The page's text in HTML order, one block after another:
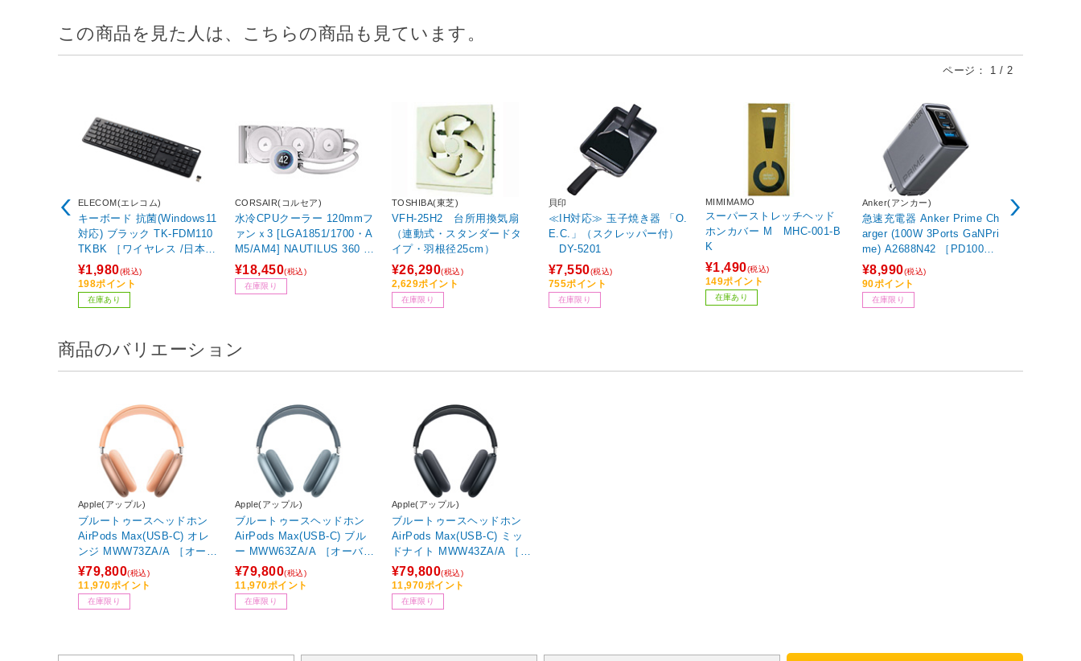
この商品を見た人は、こちらの商品も見ています。
ページ： 1 / 2
ELECOM(エレコム)
キーボード 抗菌(Windows11
対応) ブラック TK-FDM110
TKBK ［ワイヤレス /日本語
配列 /メンブレン］
¥1,980(税込)
198ポイント
在庫あり
CORSAIR(コルセア)
水冷CPUクーラー 120mmフ
ァンｘ3 [LGA1851/1700・A
M5/AM4] NAUTILUS 360 R
S LCD White ホワイト CW-
9061034-WW
¥18,450(税込)
在庫限り
TOSHIBA(東芝)
VFH-25H2 台所用換気扇
（連動式・スタンダードタ
イプ・羽根径25cm）
¥26,290(税込)
2,629ポイント
在庫限り
貝印
≪IH対応≫ 玉子焼き器 「O.
E.C.」（スクレッパー付）
DY-5201
¥7,550(税込)
755ポイント
在庫限り
MIMIMAMO
スーパーストレッチヘッド
ホンカバー M MHC-001-B
K
¥1,490(税込)
149ポイント
在庫あり
Anker(アンカー)
急速充電器 Anker Prime Ch
arger (100W 3Ports GaNPri
me) A2688N42 ［PD100W /
USB-C×2 /USB-A×1 /3ポー
ト］ 【864】
¥8,990(税込)
90ポイント
在庫限り
商品のバリエーション
Apple(アップル)
ブルートゥースヘッドホン
AirPods Max(USB-C) オレ
ンジ MWW73ZA/A ［オーバ
ーヘッド型 /ノイズキャンセ
リング対応 /Bluetooth対
応］
¥79,800(税込)
11,970ポイント
在庫限り
Apple(アップル)
ブルートゥースヘッドホン
AirPods Max(USB-C) ブル
ー MWW63ZA/A ［オーバー
ヘッド型 /ノイズキャンセリ
ング対応 /Bluetooth対応］
¥79,800(税込)
11,970ポイント
在庫限り
Apple(アップル)
ブルートゥースヘッドホン
AirPods Max(USB-C) ミッ
ドナイト MWW43ZA/A ［オ
ーバーヘッド型 /ノイズキャ
ンセリング対応 /Bluetooth
対応］
¥79,800(税込)
11,970ポイント
在庫限り